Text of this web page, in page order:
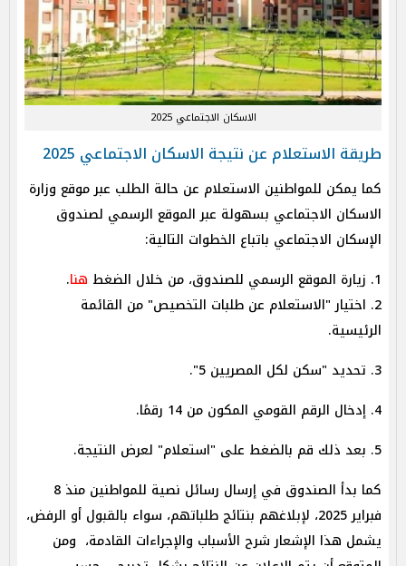
الاسكان الاجتماعي 2025
طريقة الاستعلام عن نتيجة الاسكان الاجتماعي 2025
كما يمكن للمواطنين الاستعلام عن حالة الطلب عبر موقع وزارة
الاسكان الاجتماعي بسهولة عبر الموقع الرسمي لصندوق
الإسكان الاجتماعي باتباع الخطوات التالية:
1. زيارة الموقع الرسمي للصندوق، من خلال الضغط
هنا.
2. اختيار "الاستعلام عن طلبات التخصيص" من القائمة
الرئيسية.
3. تحديد "سكن لكل المصريين 5".
4. إدخال الرقم القومي المكون من 14 رقمًا.
5. بعد ذلك قم بالضغط على "استعلام" لعرض النتيجة.
كما بدأ الصندوق في إرسال رسائل نصية للمواطنين منذ 8
فبراير 2025، لإبلاغهم بنتائج طلباتهم، سواء بالقبول أو الرفض،
يشمل هذا الإشعار شرح الأسباب والإجراءات القادمة، ومن